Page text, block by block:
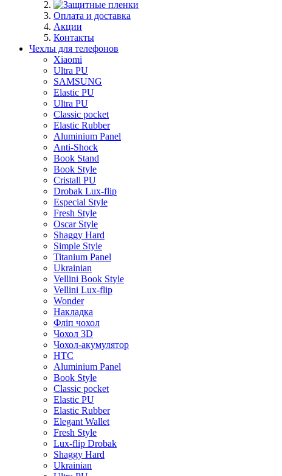
Оплата и доставка
Акции
Контакты
Чехлы для телефонов
Xiaomi
Ultra PU
SAMSUNG
Elastic PU
Ultra PU
Classic pocket
Elastic Rubber
Aluminium Panel
Anti-Shock
Book Stand
Book Style
Cristall PU
Drobak Lux-flip
Especial Style
Fresh Style
Oscar Style
Shaggy Hard
Simple Style
Titanium Panel
Ukrainian
Vellini Book Style
Vellini Lux-flip
Wonder
Накладка
Фліп чохол
Чохол 3D
Чохол-акумулятор
HTC
Aluminium Panel
Book Style
Classic pocket
Elastic PU
Elastic Rubber
Elegant Wallet
Fresh Style
Lux-flip Drobak
Shaggy Hard
Ukrainian